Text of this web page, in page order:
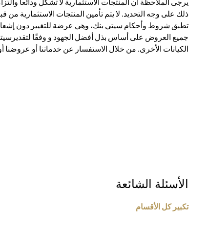
يرجى الملاحظة أن المنتجات الاستثمارية لا تشكل ودائعأ
ذلك على وجه التحديد. لا يتم تأمين المنتجات الاستثمارية
تطبق شروط وأحكام سيتي بنك، وهي عرضة للتغيير دون إشعار
جميع العروض على أساس بذل أفضل الجهود و وفقًا
الكيانات الأخرى. من خلال الاستفسار عن خدماتنا أو عروضنا
الأسئلة الشائعة
تكبير كل الأقسام